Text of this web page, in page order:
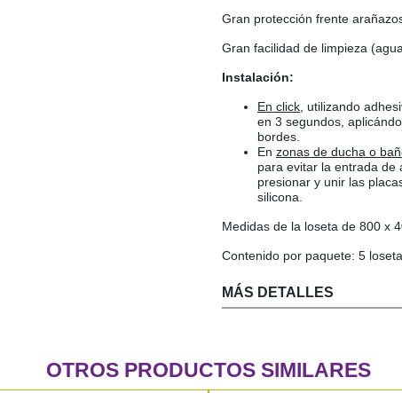
Gran protección frente
Gran facilidad de limpieza
Instalación:
En click , utilizando
en 3 segundos,
bordes.
En zonas de ducha o
para evitar la entrada de
presionar y unir las
silicona.
Medidas de la loseta de 800 x
Contenido por paquete: 5
MÁS DETALLES
OTROS PRODUCTOS SIMILARES